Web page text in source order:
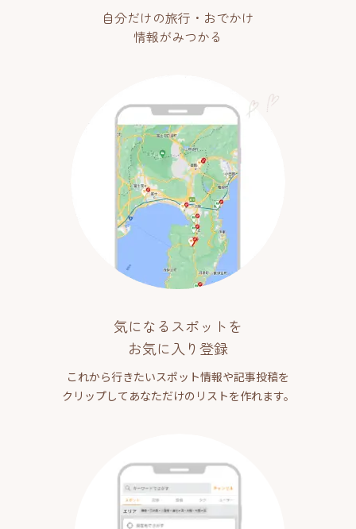
自分だけの旅行・おでかけ
情報がみつかる
気になるスポットを
お気に入り登録
これから行きたいスポット情報や記事投稿を
クリップしてあなただけのリストを作れます。